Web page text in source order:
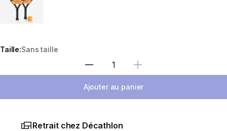
Taille:Sans taille
Choisir une quantité
Ajouter au panier
Retrait chez Décathlon